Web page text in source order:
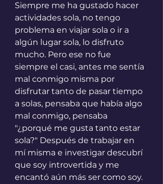
Siempre me ha gustado hacer
actividades sola, no tengo
problema en viajar sola o ir a
algún lugar sola, lo disfruto
mucho. Pero ese no fue
siempre el casi, antes me sentía
mal conmigo misma por
disfrutar tanto de pasar tiempo
a solas, pensaba que había algo
mal conmigo, pensaba
"¿porqué me gusta tanto estar
sola?" Después de trabajar en
mí misma e investigar descubrí
que soy introvertida y me
encantó aún más ser como soy.